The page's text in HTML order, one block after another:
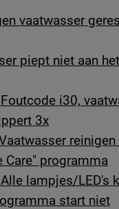
vaatwasser
piept niet aan
i30,
3x
Care" programma
lampjes/LED's
start niet